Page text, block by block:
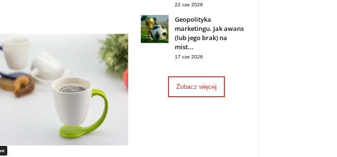
22 cze 2026
Geopolityka
marketingu. Jak awans
(lub jego brak) na
mist...
17 cze 2026
Zobacz więcej